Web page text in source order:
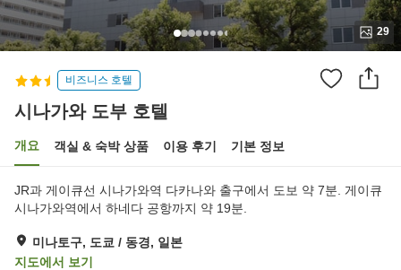
29
비즈니스 호텔
시나가와 도부 호텔
개요 객실 & 숙박 상품 이용 후기 기본 정보
JR과 게이큐선 시나가와역 다카나와 출구에서 도보 약 7분. 게이큐
시나가와역에서 하네다 공항까지 약 19분.
미나토구, 도쿄 / 동경, 일본
지도에서 보기